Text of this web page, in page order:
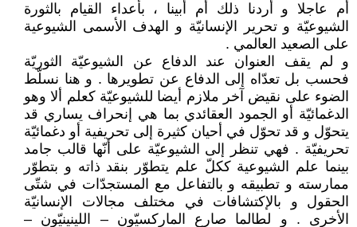
أم عاجلا و أردنا ذلك أم أبينا ، بأعداء القيام بالثورة
الشيوعيّة و تحرير الإنسانيّة و الهدف الأسمى الشيوعية
على الصعيد العالمي .
و لم يقف العنوان عند الدفاع عن الشيوعيّة الثوريّة
فحسب بل تعدّاه إلى الدفاع عن تطويرها . و هنا نسلّط
الضوء على نقيض آخر ملازم أيضا للشيوعيّة كعلم ألا وهو
الدغمائيّة أو الجمود العقائدي بما هي إنحراف يساري قد
يتحوّل و قد تحوّل في أحيان كثيرة إلى تحريفية أو دغمائيّة
تحريفيّة . فهي تنظر إلى الشيوعيّة على أنّها قالب جامد
بينما علم الشيوعية ككلّ علم يتطوّر بنقد ذاته و بتطوّر
ممارسته و تطبيقه و بالتفاعل مع المستجدّات في شتّى
الحقول و بالإكتشافات في مختلف مجالات الإنسانيّة
الأخرى . و لطالما صارع الماركسيّون – اللينينيّون –